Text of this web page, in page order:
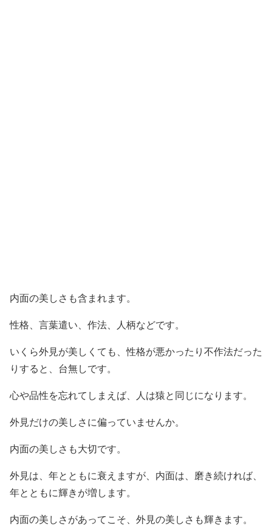
内面の美しさも含まれます。
性格、言葉遣い、作法、人柄などです。
いくら外見が美しくても、性格が悪かったり不作法だった
りすると、台無しです。
心や品性を忘れてしまえば、人は猿と同じになります。
外見だけの美しさに偏っていませんか。
内面の美しさも大切です。
外見は、年とともに衰えますが、内面は、磨き続ければ、
年とともに輝きが増します。
内面の美しさがあってこそ、外見の美しさも輝きます。